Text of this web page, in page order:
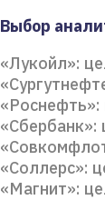
Выбор
«Лукойл»:
«Роснефть»:
«Сбербанк»:
«Соллерс»:
«Магнит»: